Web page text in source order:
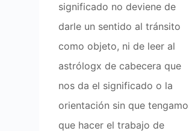
significado no deviene de
darle un sentido al tránsito
como objeto, ni de leer al
astrólogx de cabecera que
nos da el significado o la
orientación sin que
que hacer el trabajo de